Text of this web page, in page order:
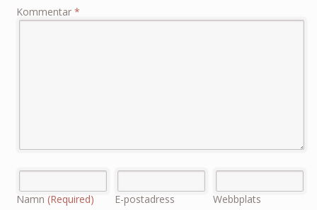
Kommentar *
Namn (Required)
E-postadress
Webbplats